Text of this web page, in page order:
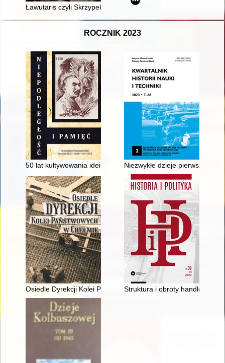
Ławutaris czyli Skrzypek : śladami Stefana "Korora" Dymitera
ROCZNIK 2023
50 lat kultywowania idei WitosowychNiezwykłe dzieje pierwszych
Osiedle Dyrekcji Kolei Państwowych w Chełmie
Struktura i obroty handlowe